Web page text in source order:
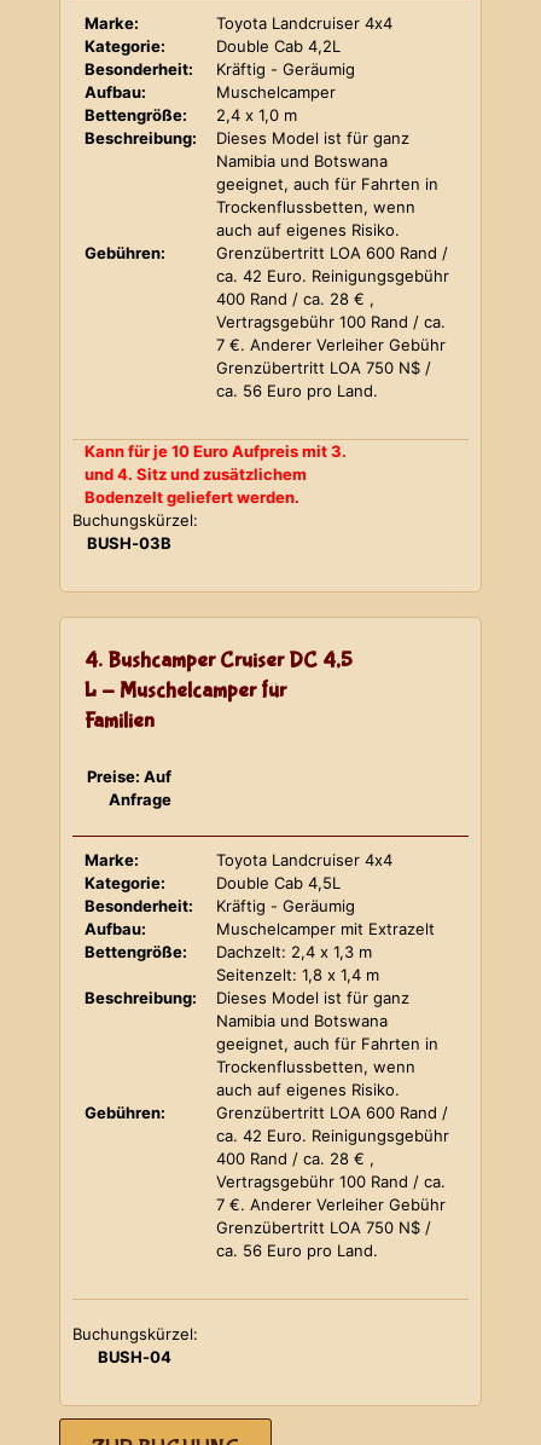
Marke:
Toyota Landcruiser 4x4
Kategorie:
Double Cab 4,2L
Besonderheit:
Kräftig - Geräumig
Aufbau:
Muschelcamper
Bettengröße:
2,4 x 1,0 m
Beschreibung:
Dieses Model ist für ganz
Namibia und Botswana
geeignet, auch für Fahrten in
Trockenflussbetten, wenn
auch auf eigenes Risiko.
Gebühren:
Grenzübertritt LOA 600 Rand /
ca. 42 Euro. Reinigungsgebühr
400 Rand / ca. 28 € ,
Vertragsgebühr 100 Rand / ca.
7 €. Anderer Verleiher Gebühr
Grenzübertritt LOA 750 N$ /
ca. 56 Euro pro Land.
Kann für je 10 Euro Aufpreis mit 3.
und 4. Sitz und zusätzlichem
Bodenzelt geliefert werden.
Buchungskürzel:
BUSH-03B
4. Bushcamper Cruiser DC 4,5
L - Muschelcamper für
Familien
Preise: Auf
Anfrage
Marke:
Toyota Landcruiser 4x4
Kategorie:
Double Cab 4,5L
Besonderheit:
Kräftig - Geräumig
Aufbau:
Muschelcamper mit Extrazelt
Bettengröße:
Dachzelt: 2,4 x 1,3 m
Seitenzelt: 1,8 x 1,4 m
Beschreibung:
Dieses Model ist für ganz
Namibia und Botswana
geeignet, auch für Fahrten in
Trockenflussbetten, wenn
auch auf eigenes Risiko.
Gebühren:
Grenzübertritt LOA 600 Rand /
ca. 42 Euro. Reinigungsgebühr
400 Rand / ca. 28 € ,
Vertragsgebühr 100 Rand / ca.
7 €. Anderer Verleiher Gebühr
Grenzübertritt LOA 750 N$ /
ca. 56 Euro pro Land.
Buchungskürzel:
BUSH-04